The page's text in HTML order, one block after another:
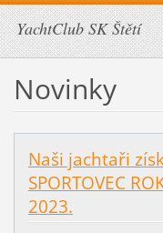
YachtClub SK Štětí
Novinky
Naši jachtaři
SPORTOVEC
2023.